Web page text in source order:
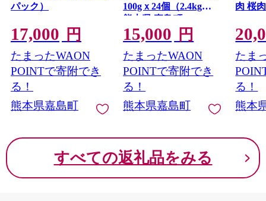
パック）
17,000 円
たまったWAON
POINTで寄附でき
る！
熊本県嘉島町
100gｘ24個（2.4kg）
熊本県 嘉島町
15,000 円
たまったWAON
POINTで寄附でき
る！
熊本県嘉島町
肉 桜
たま
る！
熊本
すべての返礼品をみる